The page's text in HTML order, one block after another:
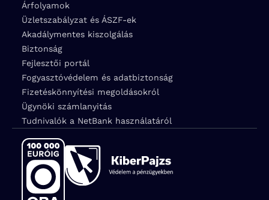
Árfolyamok
Üzletszabályzat és ÁSZF-ek
Akadálymentes kiszolgálás
Biztonság
Fejlesztői portál
Fogyasztóvédelem és adatbiztonság
Fizetéskönnyítési megoldásokról
Ügynöki számlanyitás
Tudnivalók a NetBank használatáról